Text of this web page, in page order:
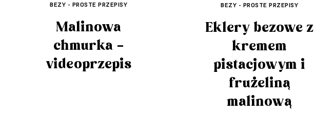
BEZY - PROSTE PRZEPISY
Malinowa
chmurka –
videoprzepis
BEZY - PROSTE PRZEPISY
Eklery bezowe z
kremem
pistacjowym i
frużeliną
malinową